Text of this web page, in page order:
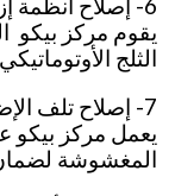
6- إصلاح أنظمة إزالة الثلج التلقائية :
يقوم مركز بيكو
الثلج
7- إصلاح تلف الإضاءة الداخلية لثلاجة بيكو :
يعمل مركز بيكو
المغشوشة لضمان